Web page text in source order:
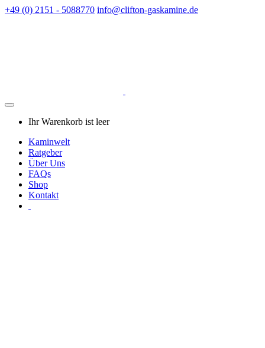
+49 (0) 2151 - 5088770 info@clifton-gaskamine.de
Ihr Warenkorb ist leer
Kaminwelt
Ratgeber
Über Uns
FAQs
Shop
Kontakt